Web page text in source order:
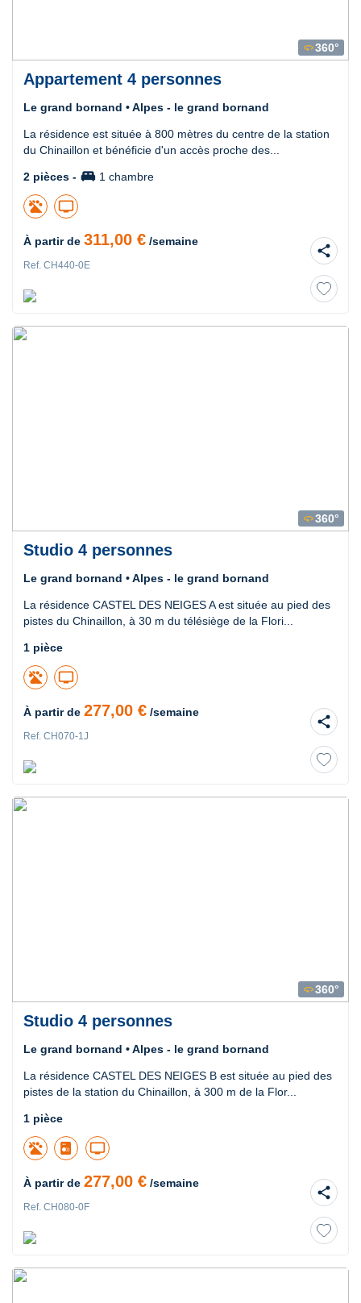
360360°
Appartement 4 personnes
Le grand bornand • Alpes - le grand bornand
La résidence est située à 800 mètres du centre de la station
du Chinaillon et bénéficie d'un accès proche des...
2 pièces - king_bed 1 chambre
tv
À partir de 311,00 € /semaine
Ref. CH440-0E
share
360360°
Studio 4 personnes
Le grand bornand • Alpes - le grand bornand
La résidence CASTEL DES NEIGES A est située au pied des
pistes du Chinaillon, à 30 m du télésiège de la Flori...
1 pièce
tv
À partir de 277,00 € /semaine
Ref. CH070-1J
share
360360°
Studio 4 personnes
Le grand bornand • Alpes - le grand bornand
La résidence CASTEL DES NEIGES B est située au pied des
pistes de la station du Chinaillon, à 300 m de la Flor...
1 pièce
tv
À partir de 277,00 € /semaine
Ref. CH080-0F
share